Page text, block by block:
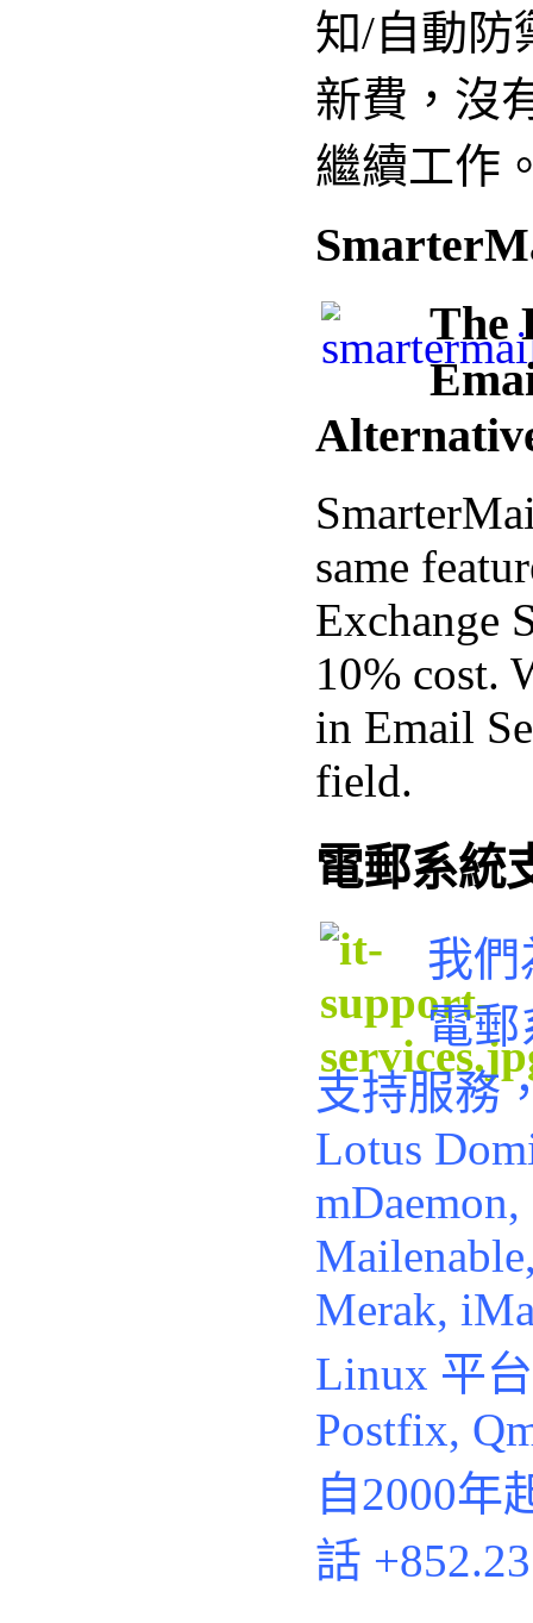
知/自動防
新費，沒
繼續工作
The
same
Exchange
10% cost.
in Email
field.
電郵系統
我們
電郵
支持服務
Lotus
Merak,
Linux 平
Postfix,
自2000年
話